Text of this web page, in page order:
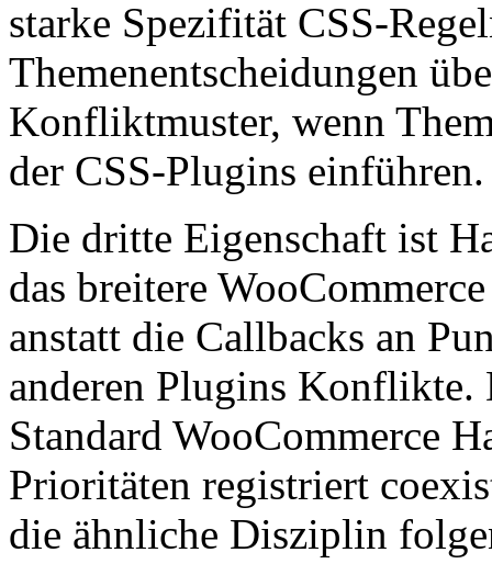
starke Spezifität CSS-
Themenentscheidungen
Konfliktmuster, wenn
der CSS-Plugins einführen.
Die dritte Eigenschaft ist
das breitere
anstatt die Callbacks an
anderen Plugins Konflikte.
Standard WooCommerce
Prioritäten registriert
die ähnliche Disziplin